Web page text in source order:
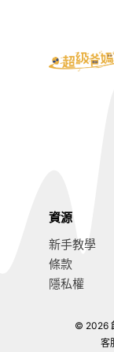
資源
新手教學
條款
隱私權
© 2026
客